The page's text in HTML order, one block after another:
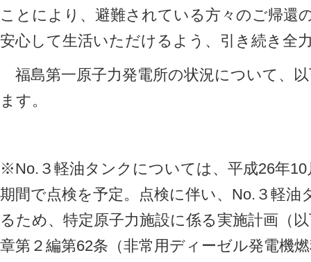
ことにより、避難されている方々のご帰還
安心して生活いただけるよう、引き続き全
福島第一原子力発電所の状況について、
ます。
※No.３軽油タンクについては、平成26年
期間で点検を予定。点検に伴い、No.３軽油
るため、特定原子力施設に係る実施計画（
章第２編第62条（非常用ディーゼル発電機